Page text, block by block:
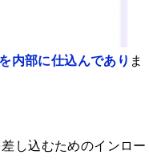
内部に仕込んであり ま
し込むためのインロー